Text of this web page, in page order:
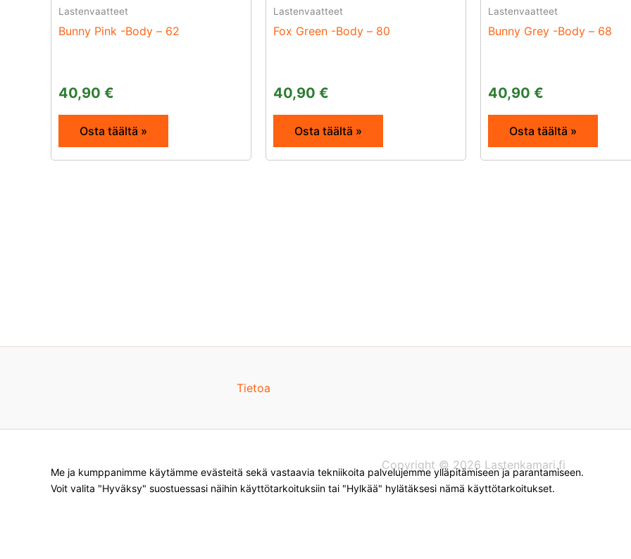
Lastenvaatteet
Bunny Pink -Body – 62
40,90 €
Osta täältä »
Lastenvaatteet
Fox Green -Body – 80
40,90 €
Osta täältä »
Lastenvaatteet
Bunny Grey -Body – 68
40,90 €
Osta täältä »
Tietoa
Copyright © 2026 Lastenkamari.fi
Me ja kumppanimme käytämme evästeitä sekä vastaavia tekniikoita palvelujemme ylläpitämiseen ja parantamiseen.
Voit valita "Hyväksy" suostuessasi näihin käyttötarkoituksiin tai "Hylkää" hylätäksesi nämä käyttötarkoitukset.